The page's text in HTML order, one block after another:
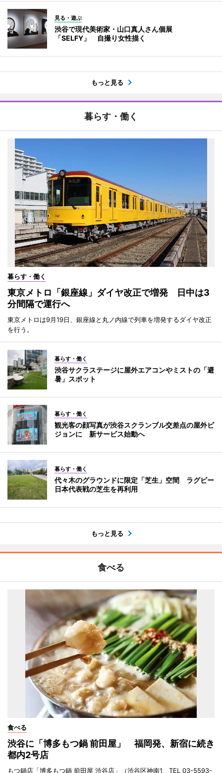
見る・遊ぶ
渋谷で現代美術家・山口真人さん個展
「SELFY」 自撮り女性描く
もっと見る
暮らす・働く
暮らす・働く
東京メトロ「銀座線」ダイヤ改正で増発 日中は3
分間隔で運行へ
東京メトロは9月19日、銀座線と丸ノ内線で列車を増発するダイヤ改正
を行う。
暮らす・働く
渋谷サクラステージに屋外エアコンやミストの「避
暑」スポット
暮らす・働く
観光客の顔写真が渋谷スクランブル交差点の屋外ビ
ジョンに 新サービス始動へ
暮らす・働く
代々木のグラウンドに限定「芝生」空間 ラグビー
日本代表戦の芝生を再利用
もっと見る
食べる
食べる
渋谷に「博多もつ鍋 前田屋」 福岡発、新宿に続き
都内2号店
もつ鍋店「博多もつ鍋 前田屋 渋谷店」（渋谷区神南1、TEL 03-5593-